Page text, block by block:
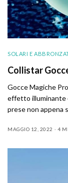
SOLARI E
Collistar
Gocce Magiche
effetto illuminante
prese non appena
MAGGIO 12, 2022 4